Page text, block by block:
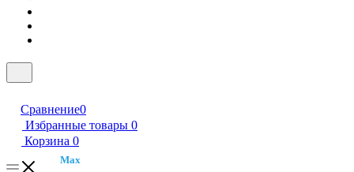
Сравнение0
Избранные товары 0
Корзина 0
Max